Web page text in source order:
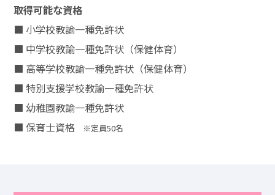
取得可能な資格
■ 小学校教諭一種免許状
■ 中学校教諭一種免許状（保健体育）
■ 高等学校教諭一種免許状（保健体育）
■ 特別支援学校教諭一種免許状
■ 幼稚園教諭一種免許状
■ 保育士資格
※定員50名